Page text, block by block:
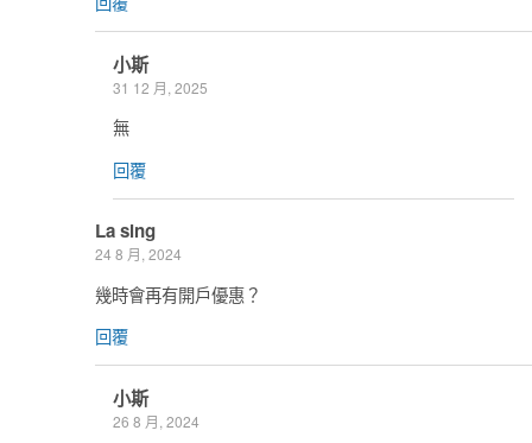
小斯
31 12 月, 2025
無
回覆
La sing
24 8 月, 2024
幾時會再有開戶優惠？
回覆
小斯
26 8 月, 2024